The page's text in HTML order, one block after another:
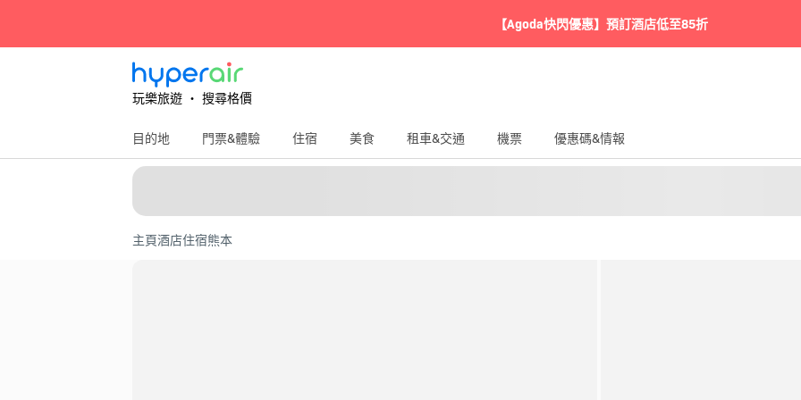
【Agoda快閃優惠】預訂酒店低至85折
玩樂旅遊 ‧ 搜尋格價
目的地 門票&體驗 住宿 美食 租車&交通 機票 優惠碼&情報
主頁酒店住宿熊本